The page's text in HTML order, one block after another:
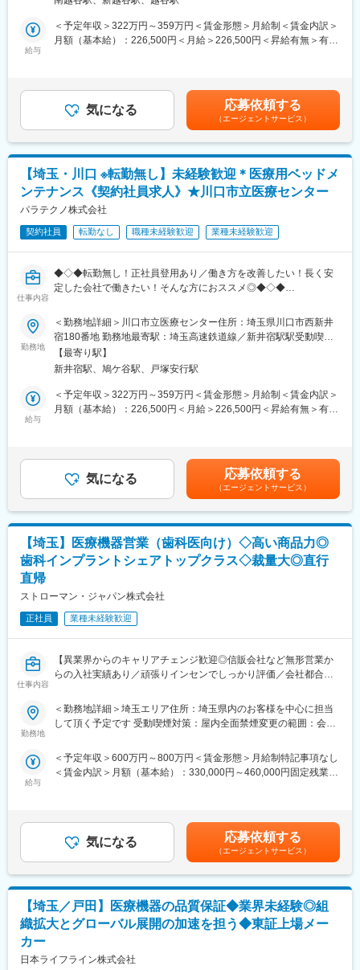
を形にし、実績を残してきました。「従来にない価値やサービス
を生み出す」「社会や業界に変革を起こす」といったメーカーの
です。また、事業環境が非常に良い状況であり、新しいことにチ
ャレンジする自由度が高く、自主性を活かしながら創造的な仕事
に取り組むことが可能です。
務を行うパートスタッフ業務支援
（3）：車いすの点検・修理
（4）：マットレス・リフトの貸出、配達、回収
【求人の魅力】
■扱う製品について：
同社は医療用介護ベッド業界の最大手(シェアNo1)であるパラマウ
ントHDの中核企業となります。加えて、業務で扱う製品は機械は
パラマウント製品が主となり、業界最高峰の製品や技術に触れる
事が可能です。
変更の範囲：会社の定める業務
給与
＜予定年収＞322万円～359万円＜賃金形態＞月給制＜賃金内訳＞
月額（基本給）：226,500円＜月給＞226,500円＜昇給有無＞有＜
安の金額であり、選考を通じて上下する可能性があります。月給
(月額)は固定手当を含めた表記です。
気になる 応募依頼する
（エージェントサービス）
【埼玉・川口 ※転勤無し】未経験歓迎＊医療用ベッドメ
ンテナンス《契約社員求人》★川口市立医療センター
パラテクノ株式会社
契約社員 転勤なし 職種未経験歓迎 業種未経験歓迎
仕事内容
◆◇◆転勤無し！正社員登用あり／働き方を改善したい！長く安
定した会社で働きたい！そんな方におススメ◎◆◇◆
【業務概要】
パラマウントベッド社製品を中心とした医療用ベッドのメンテナ
ンス作業、ベッドの使用方法説明や製品紹介等をお任せ致しま
す。
【業務内容】
・ベッド、車いす、点滴スタンド、ワゴン等の点検、修理、清拭
及び事務作業
・パート スタッフ の業務指導、シフト作成
・慣れてきたら、病院への当社サービスのご紹介、及び病院のニ
未経験者へのフォローは充実しており1ヵ月程度のOJT研修を用意
しておりますのでご安心ください。
■扱う製品について：
ントHDの中核企業となります。加えて、業務で扱う製品は機械は
事が可能です。
業、技術職、販売、アパレル、飲食店員、等）
【同社について】
ッドHDの中核子会社です。介護用ベッド、医療用のベッド市場で
国内において約7割の業界TOPシェアを誇り海外でも高いシェアを
変更の範囲：会社の定める業務
勤務地
＜勤務地詳細＞川口市立医療センター住所：埼玉県川口市西新井
宿180番地 勤務地最寄駅：埼玉高速鉄道線／新井宿駅駅受動喫煙
対策：屋内全面禁煙変更の範囲：会社の定める事業所
【最寄り駅】
新井宿駅、鳩ケ谷駅、戸塚安行駅
給与
＜予定年収＞322万円～359万円＜賃金形態＞月給制＜賃金内訳＞
月額（基本給）：226,500円＜月給＞226,500円＜昇給有無＞有＜
安の金額であり、選考を通じて上下する可能性があります。月給
(月額)は固定手当を含めた表記です。
気になる 応募依頼する
（エージェントサービス）
【埼玉】医療機器営業（歯科医向け）◇高い商品力◎
歯科インプラントシェアトップクラス◇裁量大◎直行
直帰
ストローマン・ジャパン株式会社
正社員 業種未経験歓迎
仕事内容
【異業界からのキャリアチェンジ歓迎◎信販会社など無形営業か
らの入社実績あり／頑張りインセンでしっかり評価／会社都合で
＜業界トップクラスブランドを武器に提案できる営業職＞
「まず話を聞いてもらうことに苦労しない」「商品力に自信を持
って提案できる」そんな環境で営業活動に取り組めます。
提案営業を行います。
＜具体的な業務内容＞
【訪問先】
歯科医院・歯科技工所
※当社は、代理店への営業はありません。
の案内）
勤務地
＜勤務地詳細＞埼玉エリア住所：埼玉県内のお客様を中心に担当
して頂く予定です 受動喫煙対策：屋内全面禁煙変更の範囲：会社
給与
＜予定年収＞600万円～800万円＜賃金形態＞月給制特記事項なし
＜賃金内訳＞月額（基本給）：330,000円～460,000円固定残業手
給与補足＞※過去のご経験・スキルにより検討します。管理職の場
合は、残業手当の支給対象外となります賃金はあくまでも目安の
金額であり、選考を通じて上下する可能性があります。月給(月額)
は固定手当を含めた表記です。
気になる 応募依頼する
（エージェントサービス）
【埼玉／戸田】医療機器の品質保証◆業界未経験◎組
織拡大とグローバル展開の加速を担う◆東証上場メー
カー
日本ライフライン株式会社